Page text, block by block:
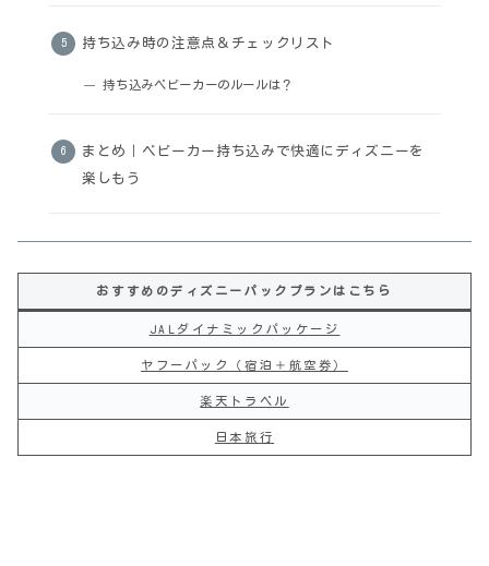
持ち込み時の注意点＆チェックリスト
持ち込みベビーカーのルールは？
まとめ｜ベビーカー持ち込みで快適にディズニーを
楽しもう
おすすめのディズニーパックプランはこちら
JALダイナミックパッケージ
ヤフーパック（宿泊＋航空券）
楽天トラベル
日本旅行